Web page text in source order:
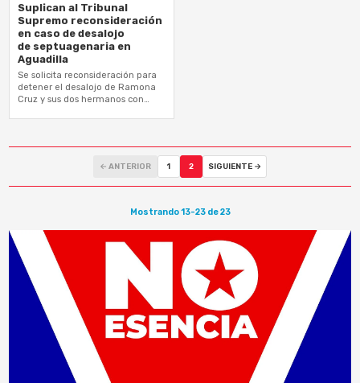
Suplican al Tribunal
Supremo reconsideración
en caso de desalojo
de septuagenaria en
Aguadilla
Se solicita reconsideración para
detener el desalojo de Ramona
Cruz y sus dos hermanos con
← ANTERIOR 1 2 SIGUIENTE →
Mostrando 13-23 de 23